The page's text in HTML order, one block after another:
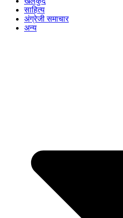
साहित्य
अंग्रेजी समाचार
अन्य